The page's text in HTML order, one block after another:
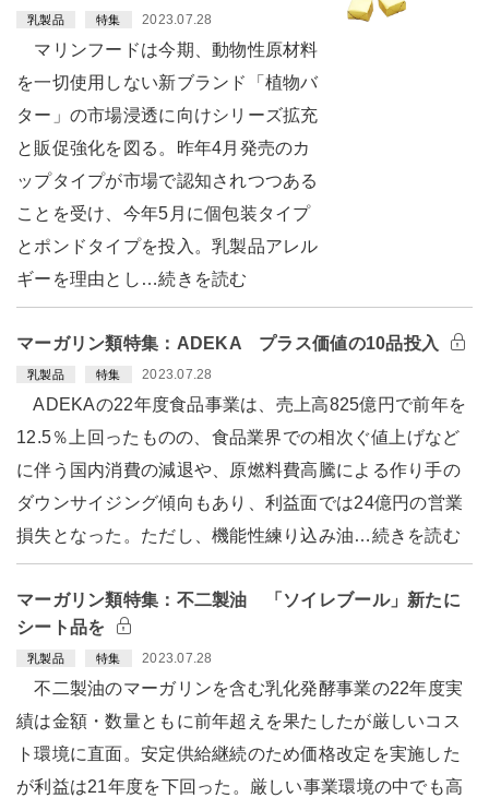
乳製品 特集 2023.07.28
マリンフードは今期、動物性原材料
を一切使用しない新ブランド「植物バ
ター」の市場浸透に向けシリーズ拡充
と販促強化を図る。昨年4月発売のカ
ップタイプが市場で認知されつつある
ことを受け、今年5月に個包装タイプ
とポンドタイプを投入。乳製品アレル
ギーを理由とし…続きを読む
マーガリン類特集：ADEKA プラス価値の10品投入
乳製品 特集 2023.07.28
ADEKAの22年度食品事業は、売上高825億円で前年を
12.5％上回ったものの、食品業界での相次ぐ値上げなど
に伴う国内消費の減退や、原燃料費高騰による作り手の
ダウンサイジング傾向もあり、利益面では24億円の営業
損失となった。ただし、機能性練り込み油…続きを読む
マーガリン類特集：不二製油 「ソイレブール」新たに
シート品を
乳製品 特集 2023.07.28
不二製油のマーガリンを含む乳化発酵事業の22年度実
績は金額・数量ともに前年超えを果たしたが厳しいコス
ト環境に直面。安定供給継続のため価格改定を実施した
が利益は21年度を下回った。厳しい事業環境の中でも高